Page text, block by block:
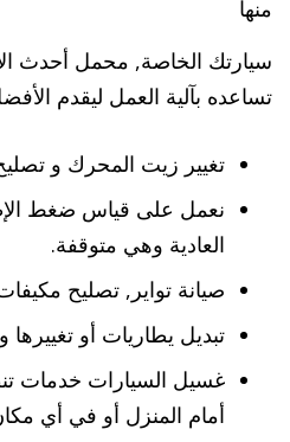
منها
سيارتك الخاصة, محمل أحدث
تساعده بآلية العمل ليقدم
تغيير زيت المحرك و
نعمل على قياس ضغط
العادية وهي متوقفة.
صيانة تواير, تصليح
تبديل يطاريات أو
غسيل السيارات خدمات
أمام المنزل أو في أي